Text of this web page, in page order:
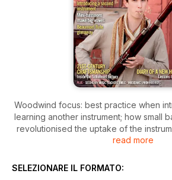
Woodwind focus: best practice when
learning another instrument; how small
revolutionised the uptake of the
the Elody electric recorder and
the MU’s Fran Hanley discusses the
read more
SELEZIONARE IL FORMATO: